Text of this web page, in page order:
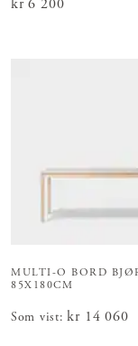
Pris :kr 6 200
kr 6 200
MULTI-O BORD
85X180CM
Som vist: Pris: kr 14
kr 14 060